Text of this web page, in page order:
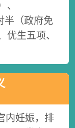
、
半（政府免
优生五项、
内妊娠，排